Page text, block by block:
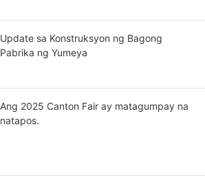
Update sa Konstruksyon ng Bagong
Pabrika ng Yumeya
Ang 2025 Canton Fair ay matagumpay na
natapos.